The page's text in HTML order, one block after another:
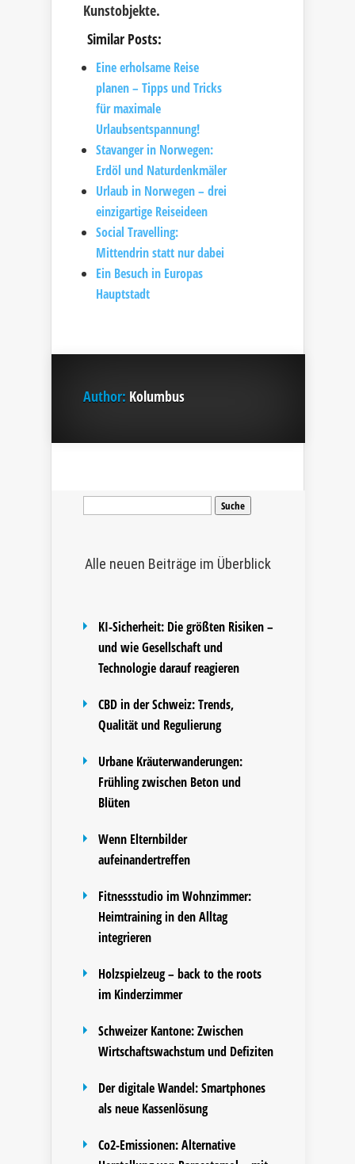
Kunstobjekte.
Similar Posts:
Eine erholsame Reise
planen – Tipps und Tricks
für maximale
Urlaubsentspannung!
Stavanger in Norwegen:
Erdöl und Naturdenkmäler
Urlaub in Norwegen – drei
einzigartige Reiseideen
Social Travelling:
Mittendrin statt nur dabei
Ein Besuch in Europas
Hauptstadt
Author: Kolumbus
Suche
Alle neuen Beiträge im Überblick
KI-Sicherheit: Die größten Risiken –
und wie Gesellschaft und
Technologie darauf reagieren
CBD in der Schweiz: Trends,
Qualität und Regulierung
Urbane Kräuterwanderungen:
Frühling zwischen Beton und
Blüten
Wenn Elternbilder
aufeinandertreffen
Fitnessstudio im Wohnzimmer:
Heimtraining in den Alltag
integrieren
Holzspielzeug – back to the roots
im Kinderzimmer
Schweizer Kantone: Zwischen
Wirtschaftswachstum und Defiziten
Der digitale Wandel: Smartphones
als neue Kassenlösung
Co2-Emissionen: Alternative